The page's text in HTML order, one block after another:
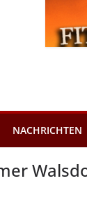
NACHRICHTEN